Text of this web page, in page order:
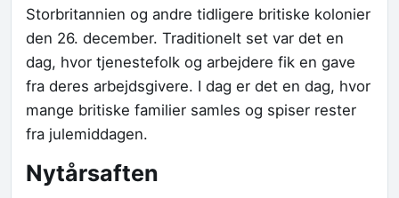
Storbritannien og andre tidligere britiske kolonier
den 26. december. Traditionelt set var det en
dag, hvor tjenestefolk og arbejdere fik en gave
fra deres arbejdsgivere. I dag er det en dag, hvor
mange britiske familier samles og spiser rester
fra julemiddagen.
Nytårsaften